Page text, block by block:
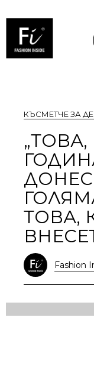
КЪСМЕТЧЕ ЗА
ТОВА,
Fashion